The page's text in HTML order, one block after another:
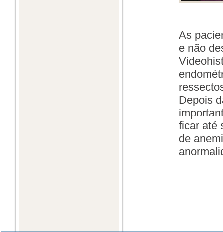
As
e não
Depois
ficar até
de